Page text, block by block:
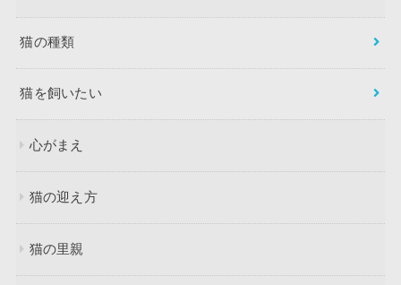
猫の種類
猫を飼いたい
心がまえ
猫の迎え方
猫の里親